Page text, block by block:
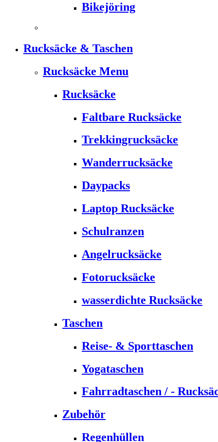
Bikejöring
Rucksäcke & Taschen
Rucksäcke Menu
Rucksäcke
Faltbare Rucksäcke
Trekkingrucksäcke
Wanderrucksäcke
Daypacks
Laptop Rucksäcke
Schulranzen
Angelrucksäcke
Fotorucksäcke
wasserdichte Rucksäcke
Taschen
Reise- & Sporttaschen
Yogataschen
Fahrradtaschen / -
Zubehör
Regenhüllen